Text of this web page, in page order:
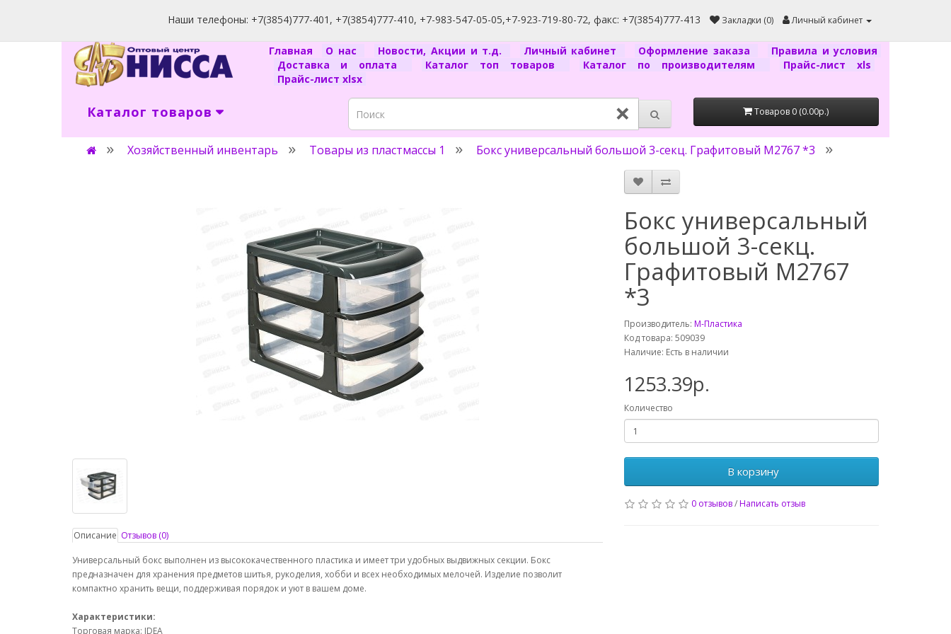
Наши телефоны: +7(3854)777-401, +7(3854)777-410, +7-983-547-05-05,+7-923-719-80-72, факс: +7(3854)777-413 Закладки (0) Личный кабинет
Главная О нас Новости, Акции и т.д. Личный кабинет Оформление заказа
Правила и условия
Доставка и оплата
Каталог топ товаров Каталог по производителям
Прайс-лист xls
Прайс-лист xlsx
Каталог товаров × Товаров 0 (0.00р.)
Хозяйственный инвентарь Товары из пластмассы 1 Бокс универсальный большой 3-секц. Графитовый М2767 *3
Описание Отзывов (0)
Универсальный бокс выполнен из высококачественного пластика и имеет три удобных выдвижных секции. Бокс
предназначен для хранения предметов шитья, рукоделия, хобби и всех необходимых мелочей. Изделие позволит
компактно хранить вещи, поддерживая порядок и уют в вашем доме.
Характеристики:
Торговая марка: IDEA
Бокс универсальный
большой 3-секц.
Графитовый М2767
*3
Производитель: М-Пластика
Код товара: 509039
Наличие: Есть в наличии
1253.39р.
Количество
В корзину
0 отзывов/Написать отзыв